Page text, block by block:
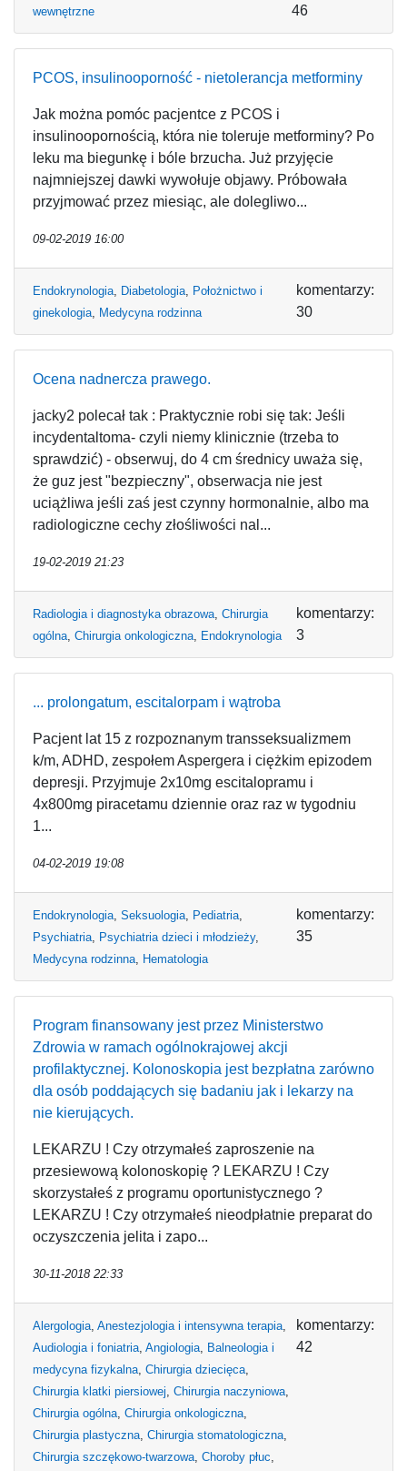
wewnętrzne
46
PCOS, insulinooporność - nietolerancja metforminy
Jak można pomóc pacjentce z PCOS i
insulinoopornością, która nie toleruje metforminy? Po
leku ma biegunkę i bóle brzucha. Już przyjęcie
najmniejszej dawki wywołuje objawy. Próbowała
przyjmować przez miesiąc, ale dolegliwo...
09-02-2019 16:00
Endokrynologia, Diabetologia, Położnictwo i
ginekologia, Medycyna rodzinna
komentarzy:
30
Ocena nadnercza prawego.
jacky2 polecał tak : Praktycznie robi się tak: Jeśli
incydentaltoma- czyli niemy klinicznie (trzeba to
sprawdzić) - obserwuj, do 4 cm średnicy uważa się,
że guz jest "bezpieczny", obserwacja nie jest
uciążliwa jeśli zaś jest czynny hormonalnie, albo ma
radiologiczne cechy złośliwości nal...
19-02-2019 21:23
Radiologia i diagnostyka obrazowa, Chirurgia
ogólna, Chirurgia onkologiczna, Endokrynologia
komentarzy:
3
... prolongatum, escitalorpam i wątroba
Pacjent lat 15 z rozpoznanym transseksualizmem
k/m, ADHD, zespołem Aspergera i ciężkim epizodem
depresji. Przyjmuje 2x10mg escitalopramu i
4x800mg piracetamu dziennie oraz raz w tygodniu
1...
04-02-2019 19:08
Endokrynologia, Seksuologia, Pediatria,
Psychiatria, Psychiatria dzieci i młodzieży,
Medycyna rodzinna, Hematologia
komentarzy:
35
Program finansowany jest przez Ministerstwo
Zdrowia w ramach ogólnokrajowej akcji
profilaktycznej. Kolonoskopia jest bezpłatna zarówno
dla osób poddających się badaniu jak i lekarzy na
nie kierujących.
LEKARZU ! Czy otrzymałeś zaproszenie na
przesiewową kolonoskopię ? LEKARZU ! Czy
skorzystałeś z programu oportunistycznego ?
LEKARZU ! Czy otrzymałeś nieodpłatnie preparat do
oczyszczenia jelita i zapo...
30-11-2018 22:33
Alergologia, Anestezjologia i intensywna terapia,
Audiologia i foniatria, Angiologia, Balneologia i
medycyna fizykalna, Chirurgia dziecięca,
Chirurgia klatki piersiowej, Chirurgia naczyniowa,
Chirurgia ogólna, Chirurgia onkologiczna,
Chirurgia plastyczna, Chirurgia stomatologiczna,
Chirurgia szczękowo-twarzowa, Choroby płuc,
komentarzy:
42